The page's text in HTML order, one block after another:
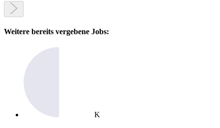
Weitere bereits vergebene Jobs:
K